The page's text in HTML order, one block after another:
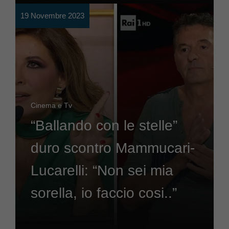
19 Novembre 2023
Cinema e Tv
“Ballando con le stelle”
duro scontro Mammucari-
Lucarelli: “Non sei mia
sorella, io faccio cosi..”